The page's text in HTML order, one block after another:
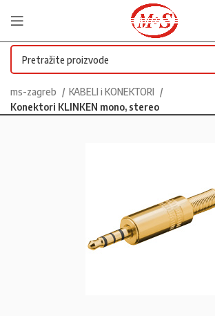
ms-zagreb
KABELI i KONEKTORI
Konektori KLINKEN mono, stereo